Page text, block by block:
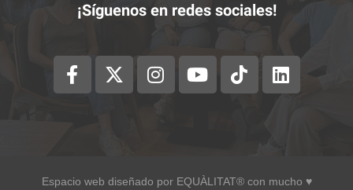
¡Síguenos en redes sociales!
Espacio web diseñado por EQUÀLITAT® con mucho ♥︎